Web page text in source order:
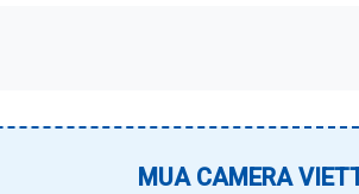
MUA CAMERA